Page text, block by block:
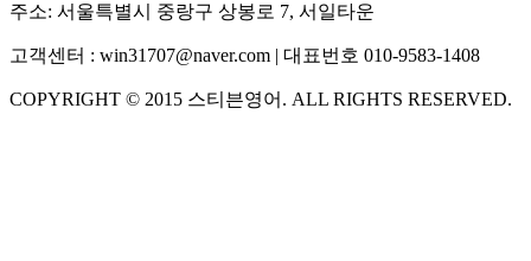
주소: 서울특별시 중랑구 상봉로 7, 서일타운
고객센터 : win31707@naver.com | 대표번호 010-9583-1408
COPYRIGHT © 2015 스티븐영어 . ALL RIGHTS RESERVED.